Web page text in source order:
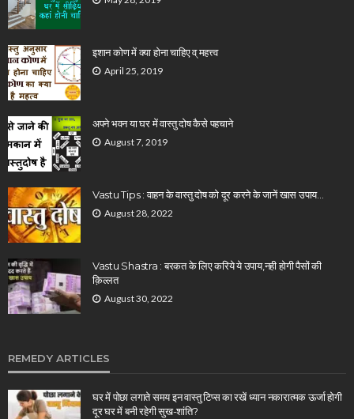
इशान कोण में क्या होना चाहिए व् महत्त्व
April 25, 2019
अपने भवन या घर में वास्तु दोष कैसे पहचाने
August 7, 2019
Vastu Tips : वाहन के वास्तु दोष को दूर करने के जानें खास उपाय…
August 28, 2022
Vastu Shastra : बरकत के लिए करिये ये उपाय,नही होगी पैसों की
क़िल्लत
August 30, 2022
REMEDY ARTICLES
घर में पोछा लगाते समय इन वास्तु टिप्स का रखें ध्यान नकारात्मक ऊर्जा होगी
दूर घर में बनी रहेगी सुख-शांति?